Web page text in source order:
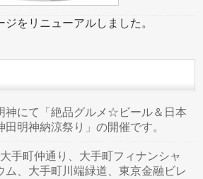
をリニューアルしました。
神にて「絶品グルメ☆ビール＆日本
明神納涼祭り」の開催です。
手町仲通り、大手町フィナンシャ
ム、大手町川端緑道、東京金融ビレ